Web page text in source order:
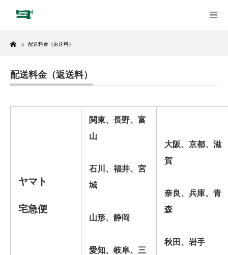
Home
配送料金（返送料）
配送料金（返送料）
ヤマト
宅急便
関東、長野、富
山
石川、福井、宮
城
山形、静岡
愛知、岐阜、三
大阪、京都、滋
賀
奈良、兵庫、青
森
秋田、岩手